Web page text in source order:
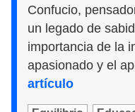
Confucio,
un legado de
importancia de la
apasionado y el
artículo